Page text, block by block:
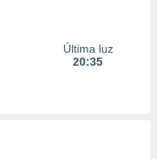
Última luz
20:35